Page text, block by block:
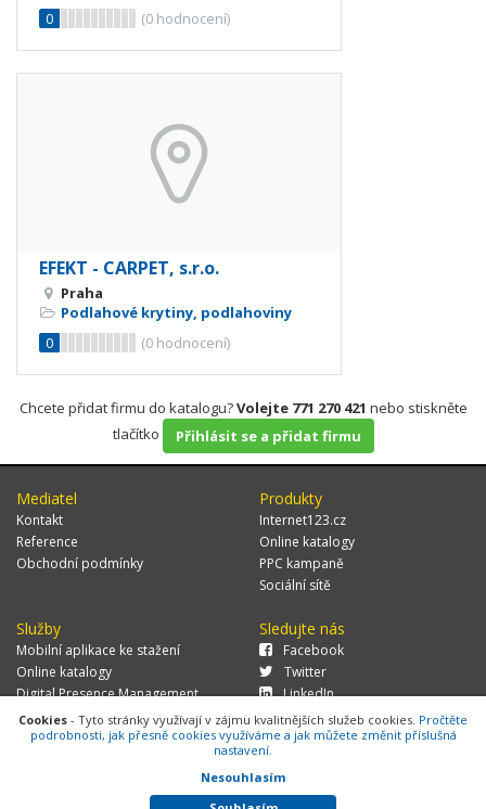
0
(0 hodnocení)
EFEKT - CARPET, s.r.o.
Praha
Podlahové krytiny, podlahoviny
0
(0 hodnocení)
Chcete přidat firmu do katalogu?Volejte 771 270 421 nebo stiskněte
tlačítko
Přihlásit se a přidat firmu
Mediatel
Kontakt
Reference
Obchodní podmínky
Produkty
Internet123.cz
Online katalogy
PPC kampaně
Sociální sítě
Služby
Mobilní aplikace ke stažení
Online katalogy
Digital Presence Management
Více zákazníků
Sledujte nás
Facebook
Twitter
LinkedIn
© 2026 MEDIATEL CZ, s.r.o.,Za Potokem 46/4, 106 00 Praha 10, tel.:
+420 771 270 421, verze 1.29.0.143,
Cookies
Cookies - Tyto stránky využívají v zájmu kvalitnějších služeb cookies. Pročtěte
podrobnosti, jak přesně cookies využíváme a jak můžete změnit příslušná
nastavení.
Nesouhlasím